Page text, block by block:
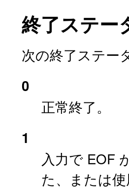
終了ステー
次の終了ステー
0
正常終了。
1
入力で EOF
た、または